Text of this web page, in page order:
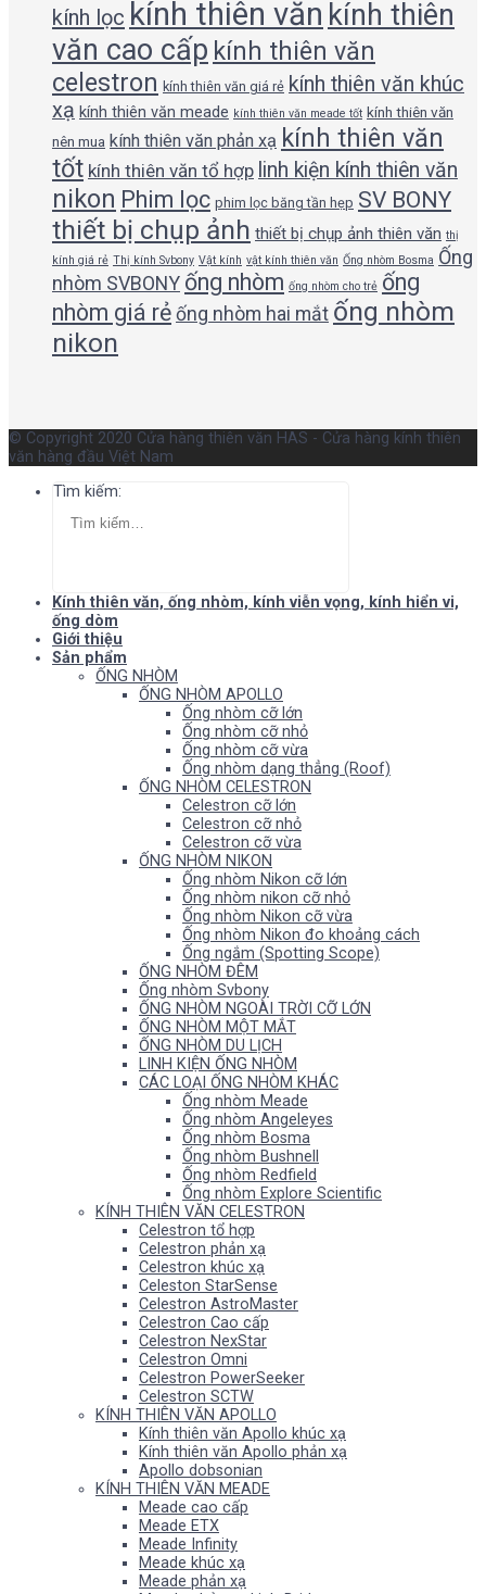
kính lọc kính thiên văn kính thiên
văn cao cấp kính thiên văn
celestron kính thiên văn giá rẻ kính thiên văn khúc
xạ kính thiên văn meade kính thiên văn meade tốt kính thiên văn
nên mua kính thiên văn phản xạ kính thiên văn
tốt kính thiên văn tổ hợp linh kiện kính thiên văn
nikon Phim lọc phim lọc băng tần hẹp SV BONY
thiết bị chụp ảnh thiết bị chụp ảnh thiên văn thị
kính giá rẻ Thị kính Svbony Vật kính vật kính thiên văn Ống nhòm Bosma Ống
nhòm SVBONY ống nhòm ống nhòm cho trẻ ống
nhòm giá rẻ ống nhòm hai mắt ống nhòm
nikon
© Copyright 2020 Cửa hàng thiên văn HAS - Cửa hàng kính thiên
văn hàng đầu Việt Nam
Tìm kiếm:
Kính thiên văn, ống nhòm, kính viễn vọng, kính hiển vi,
ống dòm
Giới thiệu
Sản phẩm
ỐNG NHÒM
ỐNG NHÒM APOLLO
Ống nhòm cỡ lớn
Ống nhòm cỡ nhỏ
Ống nhòm cỡ vừa
Ống nhòm dạng thẳng (Roof)
ỐNG NHÒM CELESTRON
Celestron cỡ lớn
Celestron cỡ nhỏ
Celestron cỡ vừa
ỐNG NHÒM NIKON
Ống nhòm Nikon cỡ lớn
Ống nhòm nikon cỡ nhỏ
Ống nhòm Nikon cỡ vừa
Ống nhòm Nikon đo khoảng cách
Ống ngắm (Spotting Scope)
ỐNG NHÒM ĐÊM
Ống nhòm Svbony
ỐNG NHÒM NGOÀI TRỜI CỠ LỚN
ỐNG NHÒM MỘT MẮT
ỐNG NHÒM DU LỊCH
LINH KIỆN ỐNG NHÒM
CÁC LOẠI ỐNG NHÒM KHÁC
Ống nhòm Meade
Ống nhòm Angeleyes
Ống nhòm Bosma
Ống nhòm Bushnell
Ống nhòm Redfield
Ống nhòm Explore Scientific
KÍNH THIÊN VĂN CELESTRON
Celestron tổ hợp
Celestron phản xạ
Celestron khúc xạ
Celeston StarSense
Celestron AstroMaster
Celestron Cao cấp
Celestron NexStar
Celestron Omni
Celestron PowerSeeker
Celestron SCTW
KÍNH THIÊN VĂN APOLLO
Kính thiên văn Apollo khúc xạ
Kính thiên văn Apollo phản xạ
Apollo dobsonian
KÍNH THIÊN VĂN MEADE
Meade cao cấp
Meade ETX
Meade Infinity
Meade khúc xạ
Meade phản xạ